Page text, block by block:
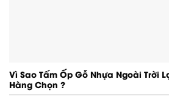
Vì Sao Tấm Ốp Gỗ Nhựa Ngoài Trời
Hàng Chọn ?